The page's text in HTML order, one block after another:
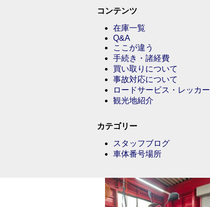
コンテンツ
在庫一覧
Q&A
ここが違う
手続き・諸経費
買い取りについて
事故対応について
ロードサービス・レッカー
観光地紹介
カテゴリー
スタッフブログ
車体番号場所